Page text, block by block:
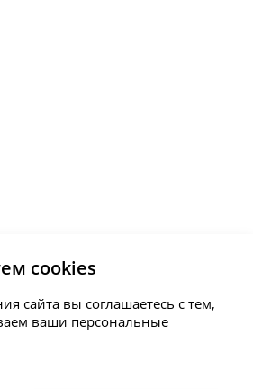
лечения и не являются
cookies
сайта вы соглашаетесь с тем,
ваши персональные